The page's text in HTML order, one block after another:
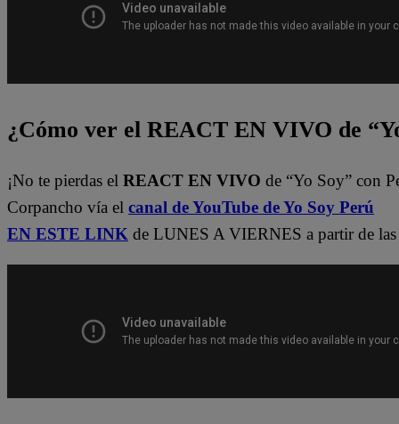
¿Cómo ver el REACT EN VIVO de
¡No te pierdas el REACT EN VIVO de “Yo Soy” con
Corpancho vía el canal de YouTube de Yo Soy Perú
EN ESTE LINK de LUNES A VIERNES a partir de